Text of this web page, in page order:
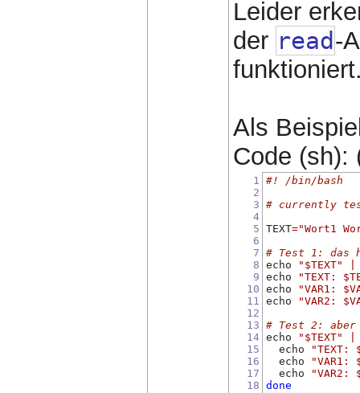
Leider
der read -
Als
Code (sh):
1
2
3
4
5
6
7
8
9
10
11
12
13
14
15
16
17
18
#! /bin/bash
# currently
TEXT="Wort1
# Test 1: das
echo
"$TEXT"
echo
"TEXT:
echo
"VAR1:
echo
"VAR2:
# Test 2:
echo
"$TEXT"
  echo
"TEXT:
  echo
"VAR1:
  echo
"VAR2:
done